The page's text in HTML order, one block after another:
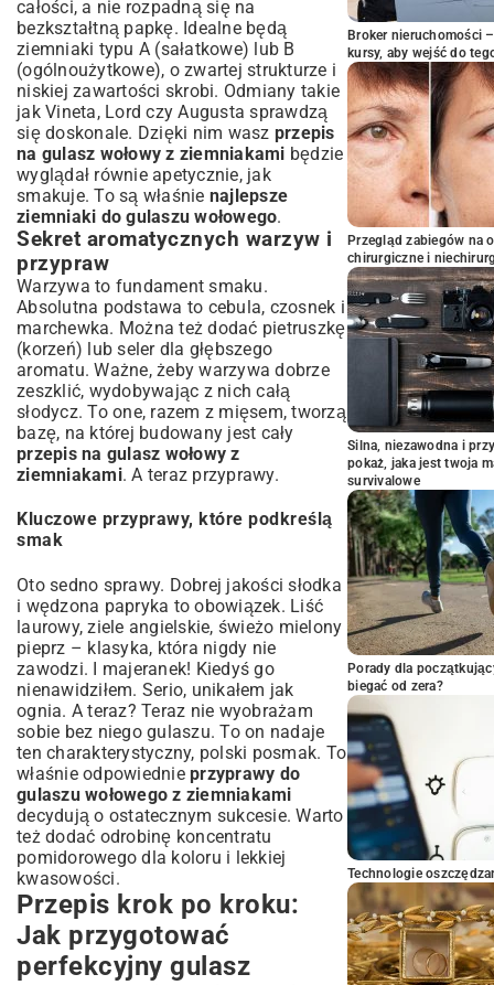
całości, a nie rozpadną się na
bezkształtną papkę. Idealne będą
ziemniaki typu A (sałatkowe) lub B
(ogólnoużytkowe), o zwartej strukturze i
niskiej zawartości skrobi. Odmiany takie
jak Vineta, Lord czy Augusta sprawdzą
się doskonale. Dzięki nim wasz przepis
na gulasz wołowy z ziemniakami będzie
wyglądał równie apetycznie, jak
smakuje. To są właśnie najlepsze
ziemniaki do gulaszu wołowego.
Sekret aromatycznych warzyw i
przypraw
Warzywa to fundament smaku.
Absolutna podstawa to cebula, czosnek i
marchewka. Można też dodać pietruszkę
(korzeń) lub seler dla głębszego
aromatu. Ważne, żeby warzywa dobrze
zeszklić, wydobywając z nich całą
słodycz. To one, razem z mięsem, tworzą
bazę, na której budowany jest cały
przepis na gulasz wołowy z
ziemniakami. A teraz przyprawy.
Kluczowe przyprawy, które podkreślą
smak
Oto sedno sprawy. Dobrej jakości słodka
i wędzona papryka to obowiązek. Liść
laurowy, ziele angielskie, świeżo mielony
pieprz – klasyka, która nigdy nie
zawodzi. I majeranek! Kiedyś go
nienawidziłem. Serio, unikałem jak
ognia. A teraz? Teraz nie wyobrażam
sobie bez niego gulaszu. To on nadaje
ten charakterystyczny, polski posmak. To
właśnie odpowiednie przyprawy do
gulaszu wołowego z ziemniakami
decydują o ostatecznym sukcesie. Warto
też dodać odrobinę koncentratu
pomidorowego dla koloru i lekkiej
kwasowości.
Przepis krok po kroku:
Jak przygotować
perfekcyjny gulasz
Broker nieruchomości
kursy, aby wejść do
Przegląd zabiegów na
chirurgiczne i
Silna, niezawodna i
pokaż, jaka jest twoja
survivalowe
Porady dla
biegać od zera?
Technologie